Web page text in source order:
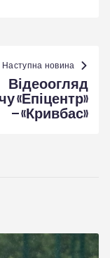
Наступна новина
Відеоогляд
«Епіцентр»
– «Кривбас»